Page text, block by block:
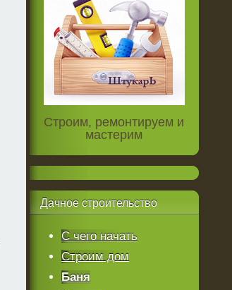
Строим, ремонтируем и
мастерим
Дачноестроительство
С чего начать
Строим дом
Баня